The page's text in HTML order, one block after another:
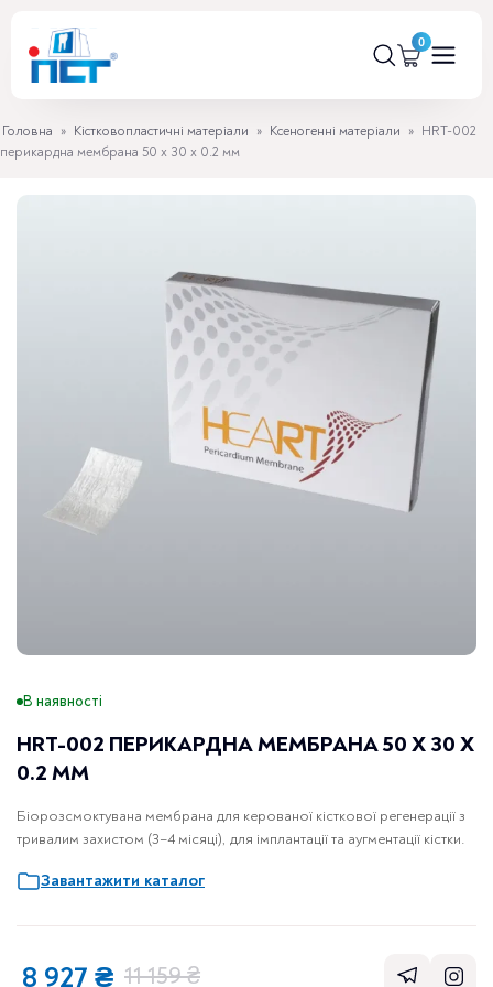
Головна » Кістковопластичні матеріали » Ксеногенні матеріали » HRT-002
перикардна мембрана 50 x 30 x 0.2 мм
В наявності
HRT-002 ПЕРИКАРДНА МЕМБРАНА 50 X 30 X
0.2 ММ
Біорозсмоктувана мембрана для керованої кісткової регенерації з
тривалим захистом (3–4 місяці), для імплантації та аугментації кістки.
Завантажити каталог
11 159₴
8 927 ₴